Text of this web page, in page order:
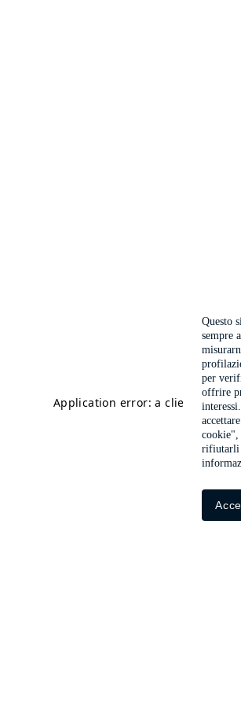
Application error: a client-side
Questo
sempre
per
offrire
cookie",
rifiutarli